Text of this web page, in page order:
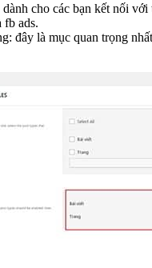
cho các bạn kết nối với
fb ads.
đây là mục quan trọng